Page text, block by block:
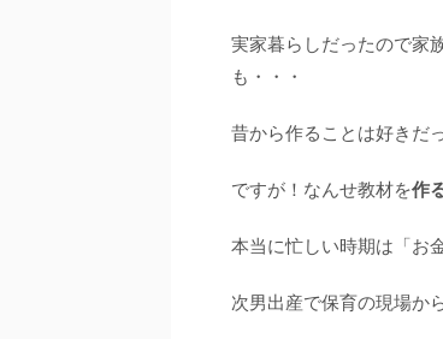
実家暮らしだったので家
も・・・
昔から作ることは好きだ
ですが！なんせ教材を作
本当に忙しい時期は「お
次男出産で保育の現場か